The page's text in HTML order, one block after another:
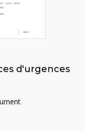
d'urgences